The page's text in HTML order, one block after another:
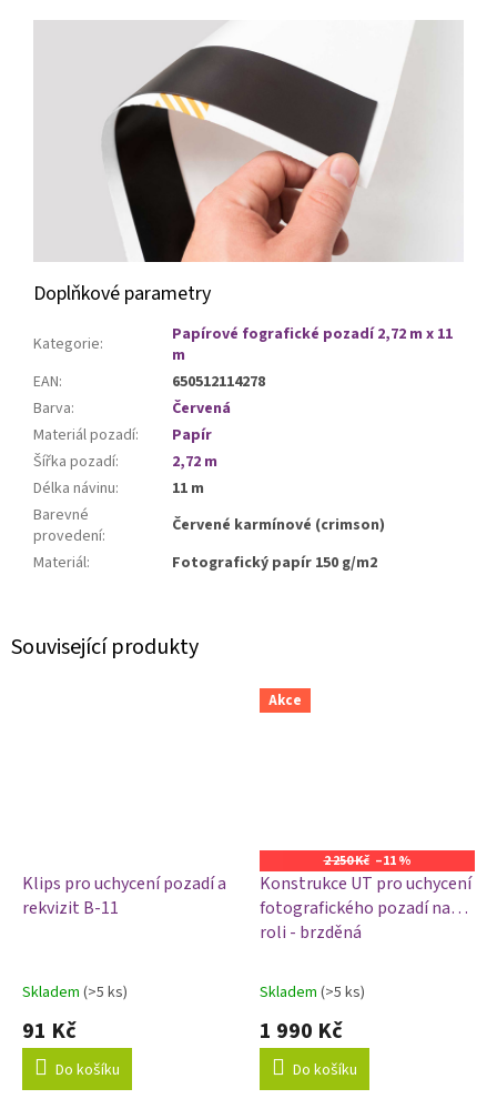
Související produkty
Klips pro uchycení pozadí a
rekvizit B-11
Průměrné
hodnocení
produktu
1,0
Skladem (>5 ks)
91 Kč
Do košíku
Akce
2 250 Kč –11 %
Konstrukce UT pro uchycení
fotografického pozadí na
roli - brzděná
Průměrné
produktu
5,0
Skladem (>5 ks)
1 990 Kč
Do košíku
Doplňkové parametry
Kategorie:
Papírové fografické pozadí 2,72 m x 11
m
EAN:
650512114278
Barva:
Červená
Materiál pozadí:
Papír
Šířka pozadí:
2,72 m
Délka návinu:
11 m
Barevné
provedení:
Červené karmínové (crimson)
Materiál: Fotografický papír 150 g/m2